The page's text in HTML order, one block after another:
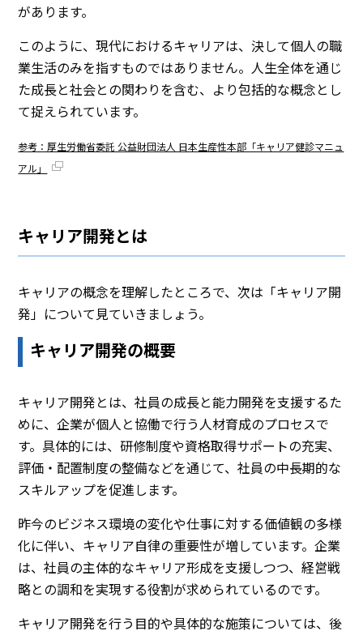
があります。
このように、現代におけるキャリアは、決して個人の職
業生活のみを指すものではありません。人生全体を通じ
た成長と社会との関わりを含む、より包括的な概念とし
て捉えられています。
参考：厚生労働省委託 公益財団法人 日本生産性本部「キャリア健診マニュ
アル」
キャリア開発とは
キャリアの概念を理解したところで、次は「キャリア開
発」について見ていきましょう。
キャリア開発の概要
キャリア開発とは、社員の成長と能力開発を支援するた
めに、企業が個人と協働で行う人材育成のプロセスで
す。具体的には、研修制度や資格取得サポートの充実、
評価・配置制度の整備などを通じて、社員の中長期的な
スキルアップを促進します。
昨今のビジネス環境の変化や仕事に対する価値観の多様
化に伴い、キャリア自律の重要性が増しています。企業
は、社員の主体的なキャリア形成を支援しつつ、経営戦
略との調和を実現する役割が求められているのです。
キャリア開発を行う目的や具体的な施策については、後